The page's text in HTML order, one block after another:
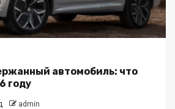
автомобиль: что
году
admin